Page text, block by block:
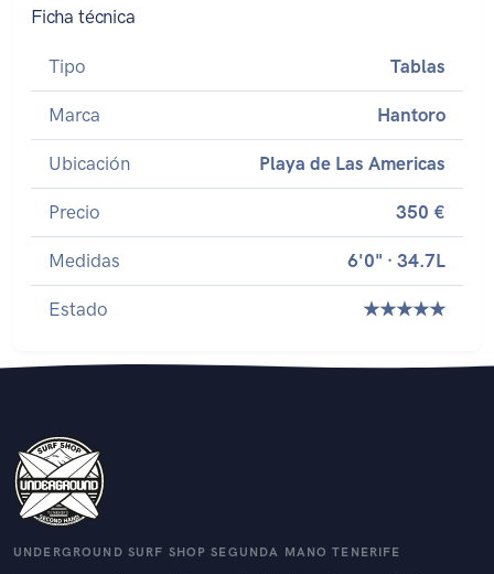
Ficha técnica
Tipo Tablas
Marca Hantoro
Ubicación Playa de Las Americas
Precio 350 €
Medidas 6'0" · 34.7L
Estado ★★★★★
UNDERGROUND SURF SHOP SEGUNDA MANO TENERIFE